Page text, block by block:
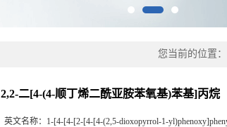
您当前的位置：
2,2-二[4-(4-顺丁烯二酰亚胺苯氧基)苯基]丙烷
英文名称： 1-[4-[4-[2-[4-[4-(2,5-dioxopyrrol-1-